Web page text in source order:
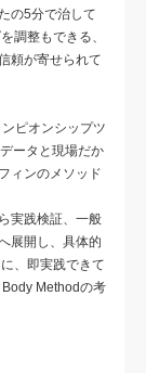
の5分で治して
調整もできる、
頼が寄せられて
ピオンシップツ
ータと現場だか
ィンのメソッド
実践検証、一般
展開し、具体的
、即実践できて
Methodの考